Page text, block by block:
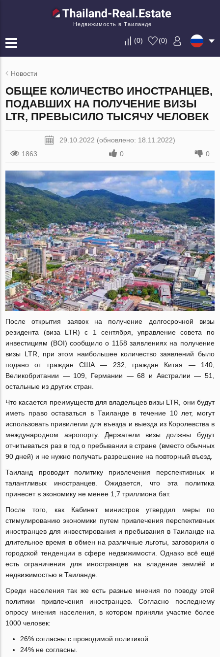
Недвижимость в Таиланде
(0) (0)
Новости
ОБЩЕЕ КОЛИЧЕСТВО ИНОСТРАНЦЕВ,
ПОДАВШИХ НА ПОЛУЧЕНИЕ ВИЗЫ
LTR, ПРЕВЫСИЛО ТЫСЯЧУ ЧЕЛОВЕК
29.10.2022 (обновлено: 18.11.2022)
1863
0 0
После открытия заявок на получение долгосрочной визы
резидента (виза LTR) с 1 сентября, управление совета по
инвестициям (BOI) сообщило о 1158 заявлениях на получение
визы LTR, при этом наибольшее количество заявлений было
подано от граждан США — 232, граждан Китая — 140,
Великобритании — 109, Германии — 68 и Австралии — 51,
остальные из других стран.
Что касается преимуществ для владельцев визы LTR, они будут
иметь право оставаться в Таиланде в течение 10 лет, могут
использовать привилегии для въезда и выезда из Королевства в
международном аэропорту. Держатели визы должны будут
отчитываться раз в год о пребывании в стране (вместо обычных
90 дней) и не нужно получать разрешение на повторный въезд.
Таиланд проводит политику привлечения перспективных и
талантливых иностранцев. Ожидается, что эта политика
принесет в экономику не менее 1,7 триллиона бат.
После того, как Кабинет министров утвердил меры по
стимулированию экономики путем привлечения перспективных
иностранцев для инвестирования и пребывания в Таиланде на
длительное время в обмен на различные льготы, заговорили о
городской тенденции в сфере недвижимости. Однако всё ещё
есть ограничения для иностранцев на владение землёй и
недвижимостью в Таиланде.
Среди населения так же есть разные мнения по поводу этой
политики привлечения иностранцев. Согласно последнему
опросу мнения населения, в котором приняли участие более
1000 человек:
26% согласны с проводимой политикой.
24% не согласны.